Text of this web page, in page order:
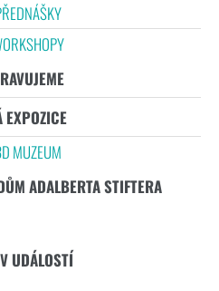
EXPOZICE
MUZEUM
ADALBERTA STIFTERA
UDÁLOSTÍ